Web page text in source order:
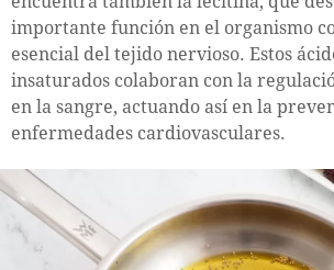
importante función en el organismo
esencial del tejido nervioso. Estos
insaturados colaboran con la
en la sangre, actuando así en la
enfermedades cardiovasculares.